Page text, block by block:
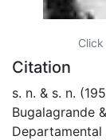
Citation
s. n. & s. n.
Bugalagrande